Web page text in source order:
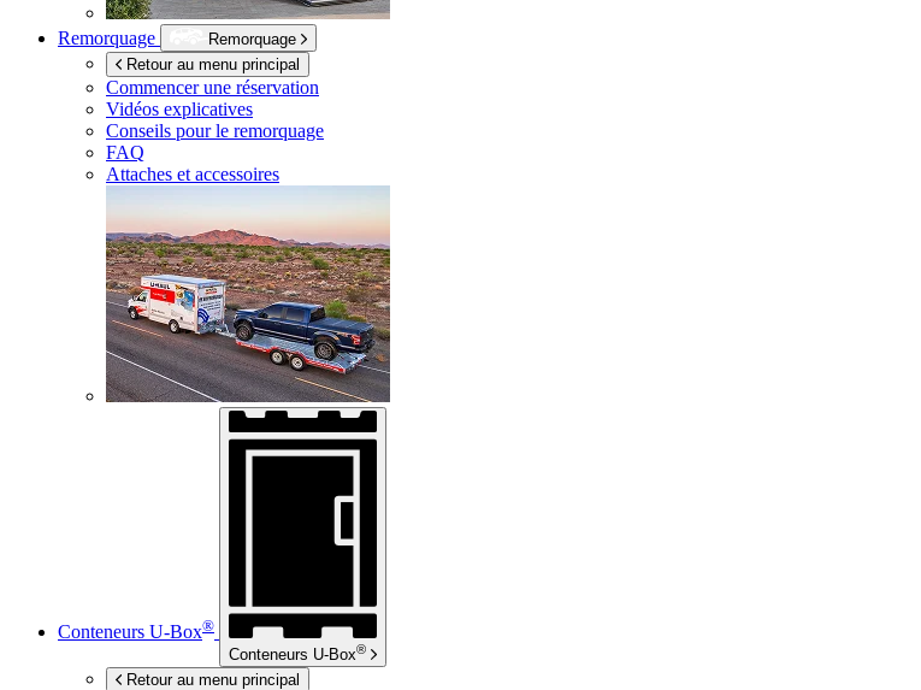
Remorquage
Remorquage
Retour au menu principal
Commencer une réservation
Vidéos explicatives
Conseils pour le remorquage
FAQ
Attaches et accessoires
Conteneurs U-Box®
Conteneurs U-Box®
Retour au menu principal